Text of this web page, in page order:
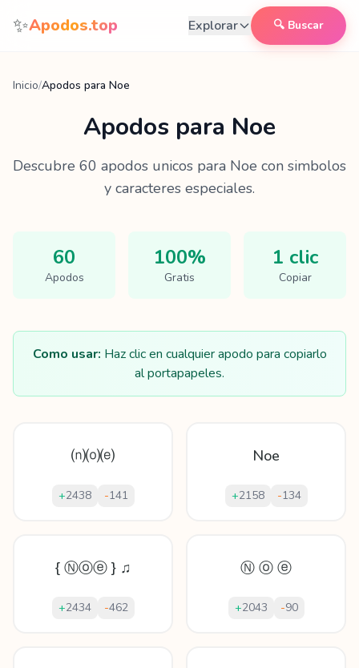
Saltar al contenido
✨Apodos.top Explorar 🔍 Buscar
Inicio/Apodos para Noe
Apodos para Noe
Descubre 60 apodos unicos para Noe con simbolos
y caracteres especiales.
60
Apodos
100%
Gratis
1 clic
Copiar
Como usar: Haz clic en cualquier apodo para copiarlo
al portapapeles.
⒩⒪⒠
+2438 -141
Noe
+2158 -134
{ Ⓝⓞⓔ } ♫
+2434 -462
Ⓝ ⓞ ⓔ
+2043 -90